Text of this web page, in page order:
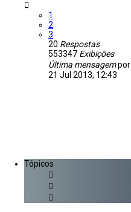
1
2
3
20 Respostas
553347 Exibições
Última mensagempor
21 Jul 2013, 12:43
Tópicos